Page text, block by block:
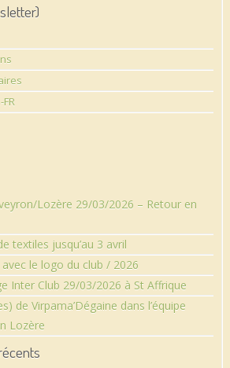
Lozère 29/03/2026 – Retour en
textiles jusqu’au 3 avril
le logo du club / 2026
Inter Club 29/03/2026 à St Affrique
de Virpama’Dégaine dans l’équipe
Lozère